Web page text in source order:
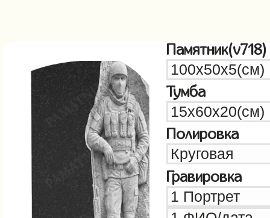
Памятник(v718)
Тумба
Полировка
Гравировка